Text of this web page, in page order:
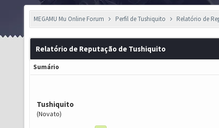
MEGAMU Mu Online Forum Perfil de Tushiquito Relatório de
Relatório de Reputação de Tushiquito
Sumário
Tushiquito
(Novato)